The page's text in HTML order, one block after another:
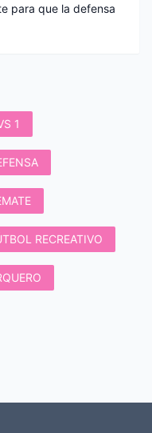
para que la defensa
1
RECREATIVO